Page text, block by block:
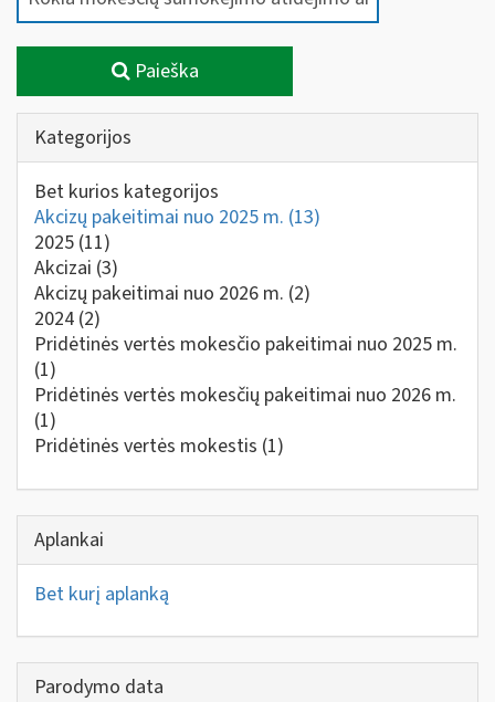
Paieška
Kategorijos
Bet kurios kategorijos
Akcizų pakeitimai nuo 2025 m. (13)
2025 (11)
Akcizai (3)
Akcizų pakeitimai nuo 2026 m. (2)
2024 (2)
Pridėtinės vertės mokesčio pakeitimai nuo 2025 m.
(1)
Pridėtinės vertės mokesčių pakeitimai nuo 2026 m.
(1)
Pridėtinės vertės mokestis (1)
Aplankai
Bet kurį aplanką
Parodymo data